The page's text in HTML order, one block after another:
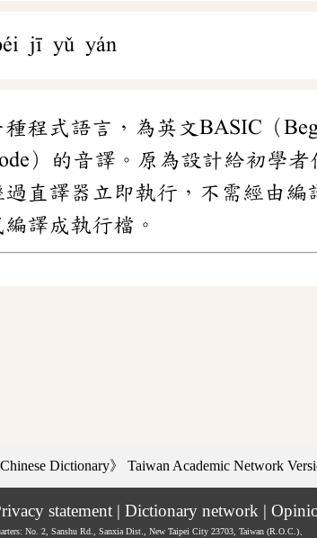
jī yǔ yán
種程式語言，為英文BASIC（
）的音譯。原為設計給初學
過直譯器立即執行，不需經由
編譯成執行檔。
Dictionary》 Taiwan Academic Network
statement | Dictionary network |
No. 2, Sanshu Rd., Sanxia Dist., New Taipei City 23703, Taiwan (R.O.C.)、